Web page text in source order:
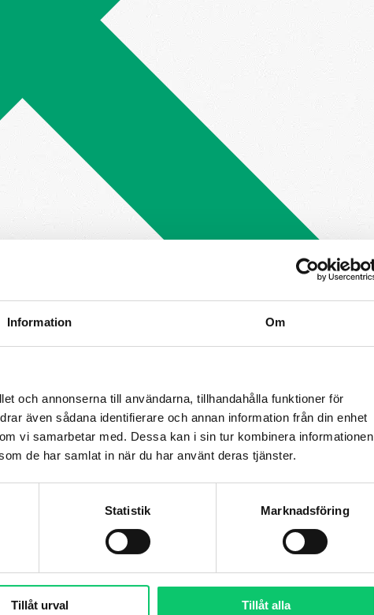
Information Om
och annonserna till användarna, tillhandahålla funktioner för
även sådana identifierare och annan information från din enhet
vi samarbetar med. Dessa kan i sin tur kombinera informationen
de har samlat in när du har använt deras tjänster.
Statistik Marknadsföring
Tillåt urval Tillåt alla